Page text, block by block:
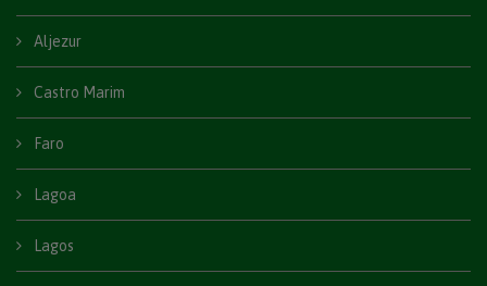
Aljezur
Castro Marim
Faro
Lagoa
Lagos